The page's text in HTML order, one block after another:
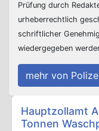
Prüfung durch
urheberrechtlich
schriftlicher
wiedergegeben
mehr von
Hauptzollamt
Tonnen